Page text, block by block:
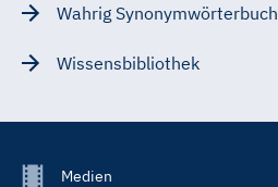
Wahrig Synonymwörterbuch
Wissensbibliothek
FooterMedien